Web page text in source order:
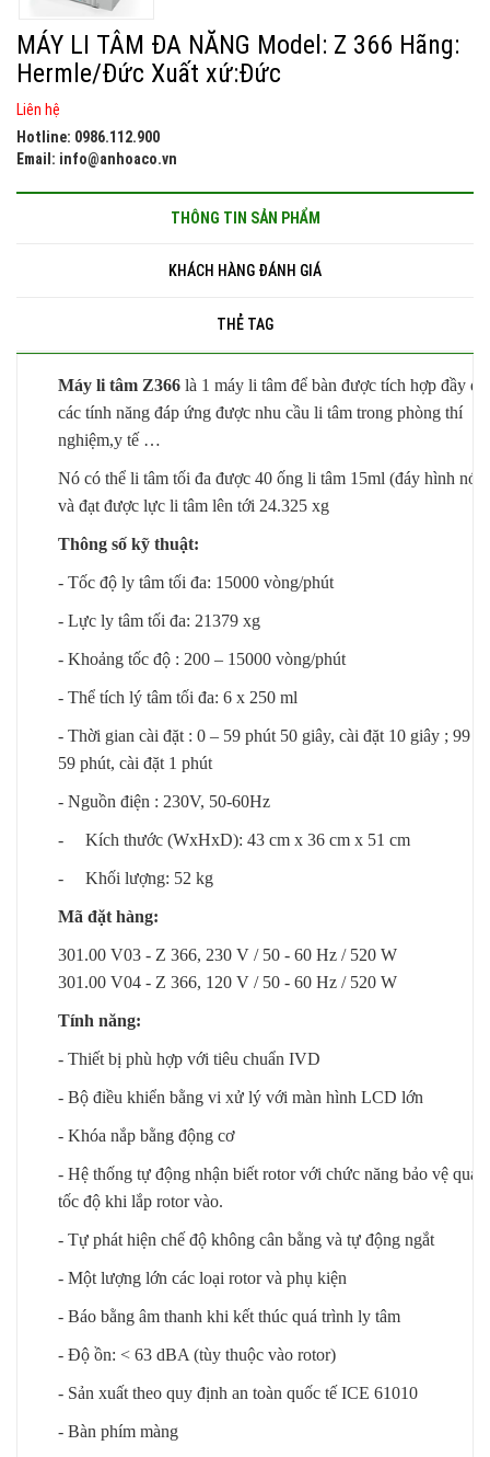
MÁY LI TÂM ĐA NĂNG Model: Z 366 Hãng:
Hermle/Đức Xuất xứ:Đức
Liên hệ
Hotline: 0986.112.900
Email: info@anhoaco.vn
THÔNG TIN SẢN PHẨM
KHÁCH HÀNG ĐÁNH GIÁ
THẺ TAG
Máy li tâm Z366 là 1 máy li tâm để bàn được tích hợp đầy đủ
các tính năng đáp ứng được nhu cầu li tâm trong phòng thí
nghiệm,y tế …
Nó có thể li tâm tối đa được 40 ống li tâm 15ml (đáy hình nón)
và đạt được lực li tâm lên tới 24.325 xg
Thông số kỹ thuật:
- Tốc độ ly tâm tối đa: 15000 vòng/phút
- Lực ly tâm tối đa: 21379 xg
- Khoảng tốc độ : 200 – 15000 vòng/phút
- Thể tích lý tâm tối đa: 6 x 250 ml
- Thời gian cài đặt : 0 – 59 phút 50 giây, cài đặt 10 giây ; 99
59 phút, cài đặt 1 phút
- Nguồn điện : 230V, 50-60Hz
- Kích thước (WxHxD): 43 cm x 36 cm x 51 cm
- Khối lượng: 52 kg
Mã đặt hàng:
301.00 V03 - Z 366, 230 V / 50 - 60 Hz / 520 W
301.00 V04 - Z 366, 120 V / 50 - 60 Hz / 520 W
Tính năng:
- Thiết bị phù hợp với tiêu chuẩn IVD
- Bộ điều khiển bằng vi xử lý với màn hình LCD lớn
- Khóa nắp bằng động cơ
- Hệ thống tự động nhận biết rotor với chức năng bảo vệ quá
tốc độ khi lắp rotor vào.
- Tự phát hiện chế độ không cân bằng và tự động ngắt
- Một lượng lớn các loại rotor và phụ kiện
- Báo bằng âm thanh khi kết thúc quá trình ly tâm
- Độ ồn: < 63 dBA (tùy thuộc vào rotor)
- Sản xuất theo quy định an toàn quốc tế ICE 61010
- Bàn phím màng